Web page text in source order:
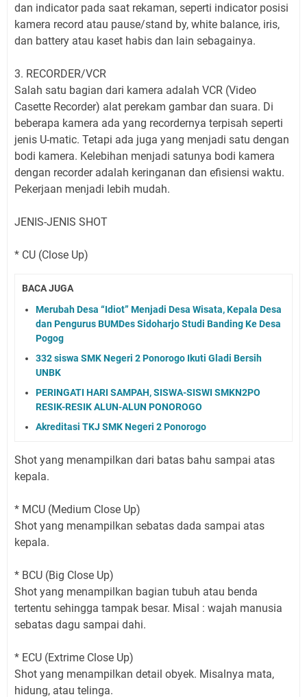
dan indicator pada saat rekaman, seperti indicator posisi
kamera record atau pause/stand by, white balance, iris,
dan battery atau kaset habis dan lain sebagainya.
3. RECORDER/VCR
Salah satu bagian dari kamera adalah VCR (Video
Casette Recorder) alat perekam gambar dan suara. Di
beberapa kamera ada yang recordernya terpisah seperti
jenis U-matic. Tetapi ada juga yang menjadi satu dengan
bodi kamera. Kelebihan menjadi satunya bodi kamera
dengan recorder adalah keringanan dan efisiensi waktu.
Pekerjaan menjadi lebih mudah.
JENIS-JENIS SHOT
* CU (Close Up)
BACA JUGA
Merubah Desa “Idiot” Menjadi Desa Wisata, Kepala Desa
dan Pengurus BUMDes Sidoharjo Studi Banding Ke Desa
Pogog
332 siswa SMK Negeri 2 Ponorogo Ikuti Gladi Bersih
UNBK
PERINGATI HARI SAMPAH, SISWA-SISWI SMKN2PO
RESIK-RESIK ALUN-ALUN PONOROGO
Akreditasi TKJ SMK Negeri 2 Ponorogo
Shot yang menampilkan dari batas bahu sampai atas
kepala.
* MCU (Medium Close Up)
Shot yang menampilkan sebatas dada sampai atas
kepala.
* BCU (Big Close Up)
Shot yang menampilkan bagian tubuh atau benda
tertentu sehingga tampak besar. Misal : wajah manusia
sebatas dagu sampai dahi.
* ECU (Extrime Close Up)
Shot yang menampilkan detail obyek. Misalnya mata,
hidung, atau telinga.